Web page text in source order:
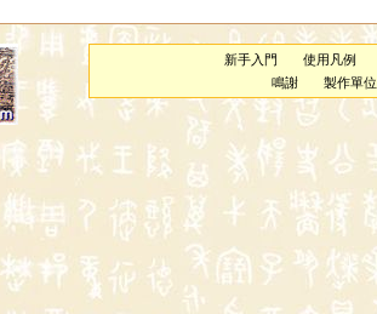
新手入門 使用凡例
鳴謝
製作單位